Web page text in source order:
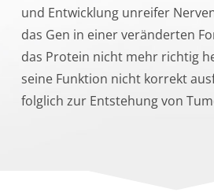
und Entwicklung unreifer
das Gen in einer veränderten
das Protein nicht mehr richtig
seine Funktion nicht korrekt
folglich zur Entstehung von